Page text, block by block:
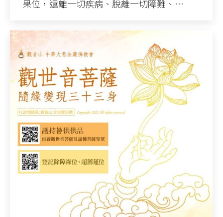
果位，遠離一切疾病、脫離一切障難、…